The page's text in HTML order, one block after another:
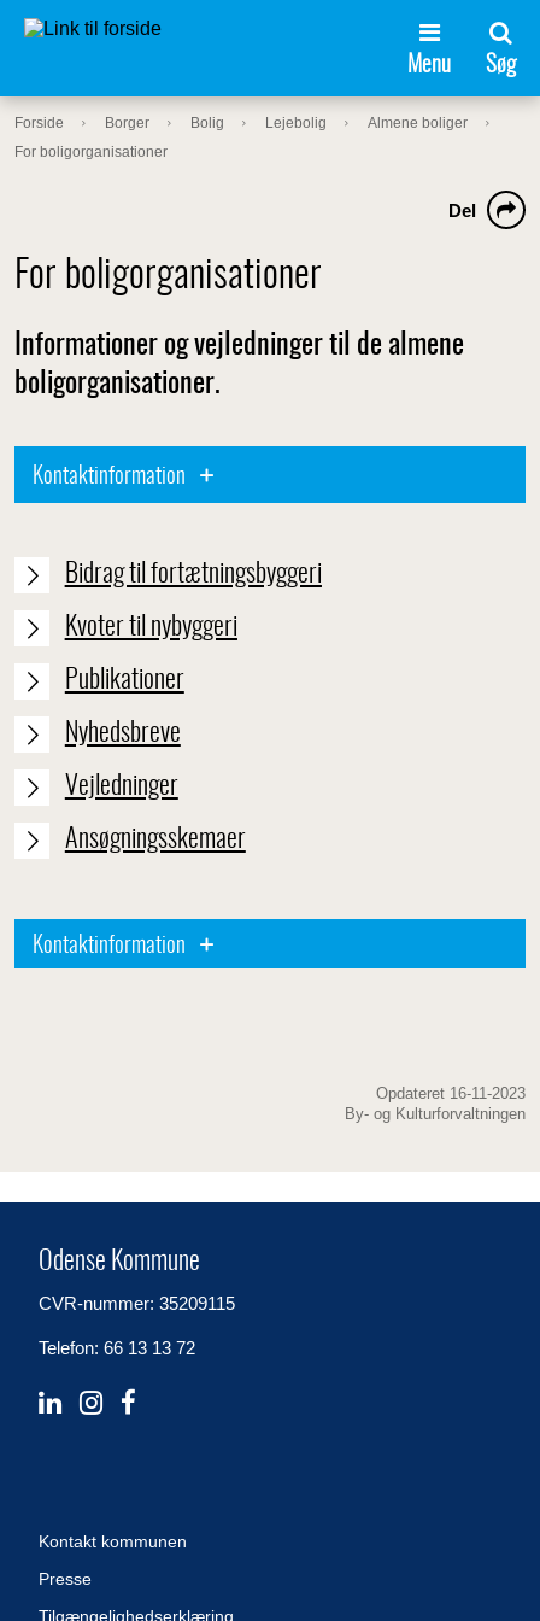
Menu Søg
Forside Borger Bolig Lejebolig
Almene boliger
For boligorganisationer
For boligorganisationer
Del
Informationer og vejledninger til de almene
boligorganisationer.
Kontaktinformation
Bidrag til fortætningsbyggeri
Kvoter til nybyggeri
Publikationer
Nyhedsbreve
Vejledninger
Ansøgningsskemaer
Kontaktinformation
Opdateret 16-11-2023
By- og Kulturforvaltningen
Odense Kommune
CVR-nummer: 35209115
Telefon: 66 13 13 72
Kontakt kommunen
Presse
Tilgængelighedserklæring